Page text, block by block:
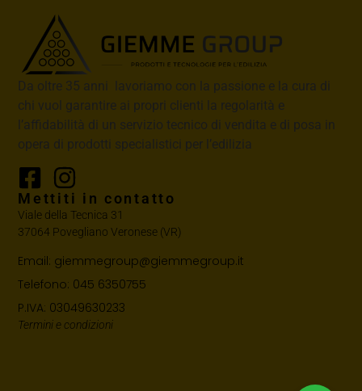
Da oltre 35 anni lavoriamo con la passione e la cura di
chi vuol garantire ai propri clienti la regolarità e
l’affidabilità di un servizio tecnico di vendita e di posa in
opera di prodotti specialistici per l’edilizia
Mettiti in contatto
Viale della Tecnica 31
37064 Povegliano Veronese (VR)
Email: giemmegroup@giemmegroup.it
Telefono: 045 6350755
P.IVA: 03049630233
Termini e condizioni